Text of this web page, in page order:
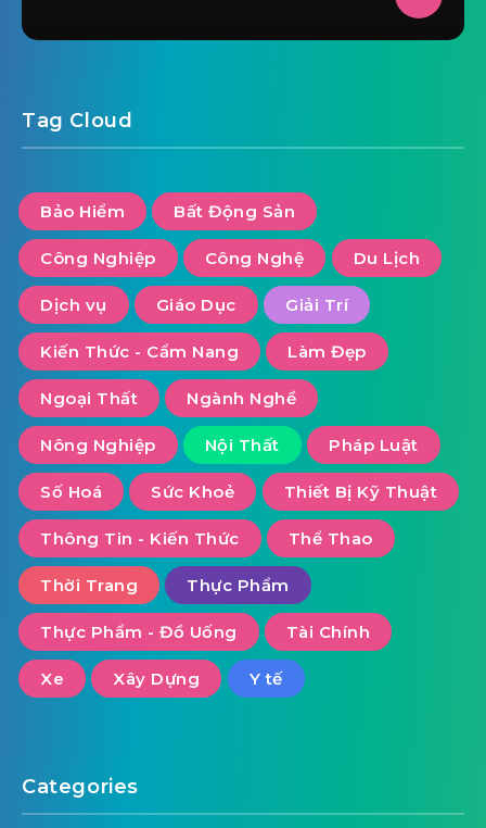
Tag Cloud
Bảo Hiểm Bất Động Sản
Công Nghiệp Công Nghệ Du Lịch
Dịch vụ Giáo Dục Giải Trí
Kiến Thức - Cẩm Nang Làm Đẹp
Ngoại Thất Ngành Nghề
Nông Nghiệp Nội Thất Pháp Luật
Số Hoá Sức Khoẻ Thiết Bị Kỹ Thuật
Thông Tin - Kiến Thức Thể Thao
Thời Trang Thực Phẩm
Thực Phẩm - Đồ Uống Tài Chính
Xe Xây Dựng Y tế
Categories